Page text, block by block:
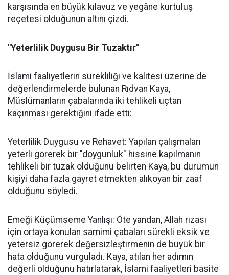
karşısında en büyük kılavuz ve yegâne kurtuluş
reçetesi olduğunun altını çizdi.
"Yeterlilik Duygusu Bir Tuzaktır"
İslami faaliyetlerin sürekliliği ve kalitesi üzerine de
değerlendirmelerde bulunan Rıdvan Kaya,
Müslümanların çabalarında iki tehlikeli uçtan
kaçınması gerektiğini ifade etti:
Yeterlilik Duygusu ve Rehavet: Yapılan çalışmaları
yeterli görerek bir "doygunluk" hissine kapılmanın
tehlikeli bir tuzak olduğunu belirten Kaya, bu durumun
kişiyi daha fazla gayret etmekten alıkoyan bir zaaf
olduğunu söyledi.
Emeği Küçümseme Yanlışı: Öte yandan, Allah rızası
için ortaya konulan samimi çabaları sürekli eksik ve
yetersiz görerek değersizleştirmenin de büyük bir
hata olduğunu vurguladı. Kaya, atılan her adımın
değerli olduğunu hatırlatarak, İslami faaliyetleri basite